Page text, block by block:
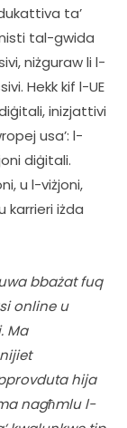
ta’
tal-gwida
niżguraw li l-
Hekk kif l-UE
inizjattivi
usa’: l-
diġitali.
u l-viżjoni,
karrieri iżda
bbażat fuq
online u
Ma
hija
nagħmlu l-